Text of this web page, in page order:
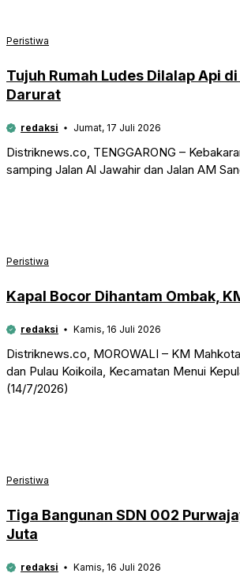
Peristiwa
Tujuh Rumah Ludes Dilalap Api
Darurat
redaksi Jumat, 17 Juli 2026
Distriknews.co, TENGGARONG –
samping Jalan Al Jawahir dan Jalan AM
Peristiwa
Kapal Bocor Dihantam Ombak,
redaksi Kamis, 16 Juli 2026
Distriknews.co, MOROWALI – KM
dan Pulau Koikoila, Kecamatan Menui
(14/7/2026)
Peristiwa
Tiga Bangunan SDN 002
Juta
redaksi Kamis, 16 Juli 2026